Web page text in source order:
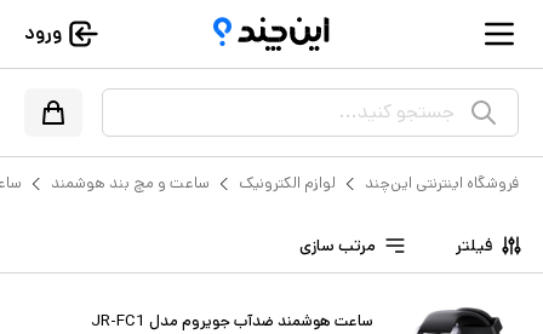
ورود
جستجو کنید...
فروشگاه اینترنتی این‌چند لوازم الکترونیک ساعت و مچ بند هوشمند
فیلتر مرتب سازی
ساعت هوشمند ضدآب جویروم مدل JR-FC1